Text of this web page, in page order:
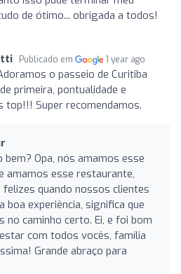
de ótimo... obrigada a todos!
Publicado em 1 year ago
o passeio de Curitiba
primeira, pontualidade e
top!!! Super recomendamos.
bem? Opa, nós amamos esse
amamos esse restaurante,
quando nossos clientes
boa experiência, significa que
no caminho certo. Ei, e foi bom
com todos vocês, família
Grande abraço para